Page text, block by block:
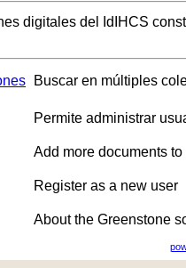
digitales del IdIHCS
Buscar en múltiples
Permite administrar
Add more documents
Register as a new user
About the Greenstone